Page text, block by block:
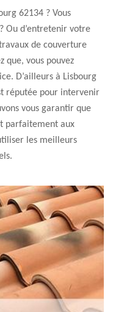
62134 ? Vous
Ou d’entretenir votre
de couverture
que, vous pouvez
D’ailleurs à Lisbourg
réputée pour intervenir
vous garantir que
parfaitement aux
les meilleurs